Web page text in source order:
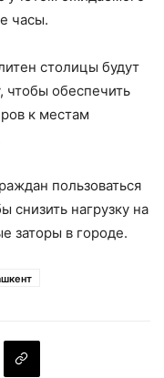
часы.
столицы будут
чтобы обеспечить
к местам
пользоваться
снизить нагрузку на
заторы в городе.